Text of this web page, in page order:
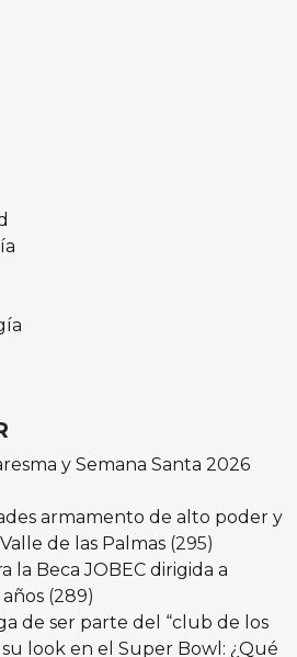
y Semana Santa 2026
armamento de alto poder y
de las Palmas (295)
la Beca JOBEC dirigida a
(289)
de ser parte del “club de los
su look en el Super Bowl: ¿Qué